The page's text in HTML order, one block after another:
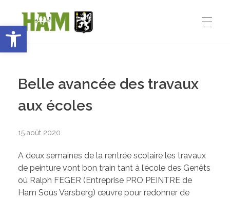
Ouvrir la barre d’outils
Ham-sous-Varsberg
VIE MUNICIPALE
Inventons le HAM de demain
Le Maire : Edmond Bettinger
VIE PRATIQUE
Belle avancée des travaux
aux écoles
15 août 2020
A deux semaines de la rentrée scolaire les travaux
de peinture vont bon train tant à l’école des Genêts
où Ralph FEGER (Entreprise PRO PEINTRE de
Ham Sous Varsberg) œuvre pour redonner de